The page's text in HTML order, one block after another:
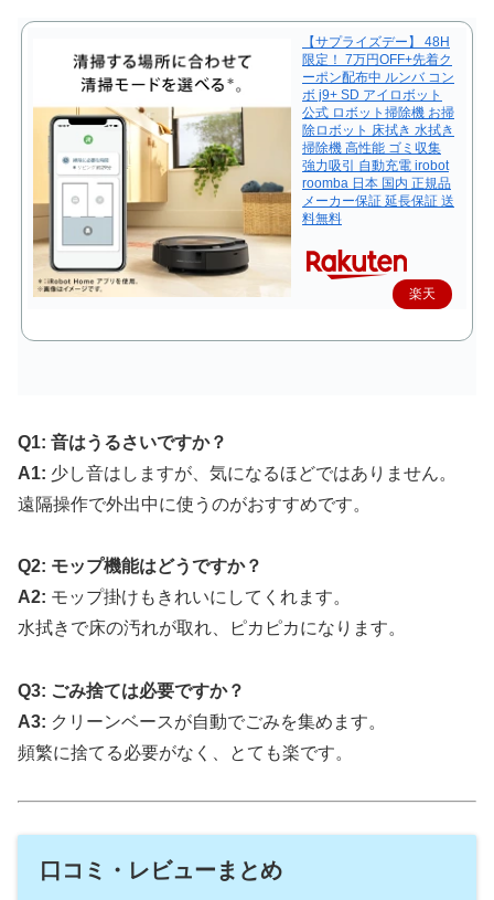
【サプライズデー】 48H
限定！ 7万円OFF+先着ク
ーポン配布中 ルンバ コン
ボ j9+ SD アイロボット
公式 ロボット掃除機 お掃
除ロボット 床拭き 水拭き
掃除機 高性能 ゴミ収集
強力吸引 自動充電 irobot
roomba 日本 国内 正規品
メーカー保証 延長保証 送
料無料
楽天
Q1: 音はうるさいですか？
A1: 少し音はしますが、気になるほどではありません。
遠隔操作で外出中に使うのがおすすめです。
Q2: モップ機能はどうですか？
A2: モップ掛けもきれいにしてくれます。
水拭きで床の汚れが取れ、ピカピカになります。
Q3: ごみ捨ては必要ですか？
A3: クリーンベースが自動でごみを集めます。
頻繁に捨てる必要がなく、とても楽です。
口コミ・レビューまとめ